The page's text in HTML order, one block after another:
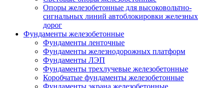
Опоры железобетонные для высоковольтно-
сигнальных линий автоблокировки железных
дорог
Фундаменты железобетонные
Фундаменты ленточные
Фундаменты железнодорожных платформ
Фундаменты ЛЭП
Фундаменты трехлучевые железобетонные
Коробчатые фундаменты железобетонные
Фундаменты экрана железобетонные